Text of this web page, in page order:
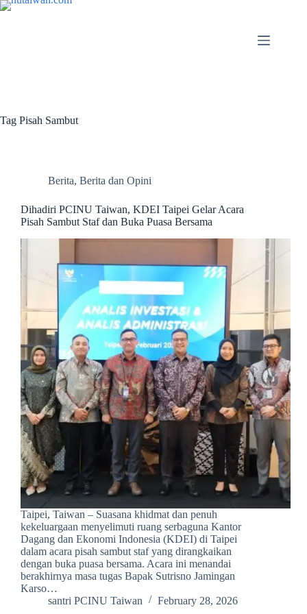
Tag Pisah Sambut
Berita, Berita dan Opini
Dihadiri PCINU Taiwan, KDEI Taipei Gelar Acara
Pisah Sambut Staf dan Buka Puasa Bersama
Taipei, Taiwan – Suasana khidmat dan penuh
kekeluargaan menyelimuti ruang serbaguna Kantor
Dagang dan Ekonomi Indonesia (KDEI) di Taipei
dalam acara pisah sambut staf yang dirangkaikan
dengan buka puasa bersama. Acara ini menandai
berakhirnya masa tugas Bapak Sutrisno Jamingan
Karso…
santri PCINU Taiwan
February 28, 2026